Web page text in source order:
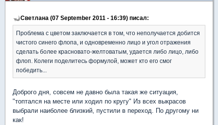
Светлана (07 September 2011 - 16:39) писал:
Проблема с цветом заключается в том, что неполучается добится
чистого синего флопа, и одновременно лицо и угол отражения
сделать более красновато-желтоватым, удается либо лицо, либо
флоп. Колеги поделитесь формулой, может кто его смог
победить...
Доброго дня, совсем не давно была такая же ситуация,
"топтался на месте или ходил по кругу" Из всех выкрасов
выбрали наиболее близкий, пустили в переход. По другому ни
как!